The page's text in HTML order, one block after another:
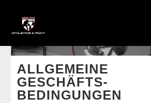
ALLGEMEINE
GESCHÄFTS-
BEDINGUNGEN